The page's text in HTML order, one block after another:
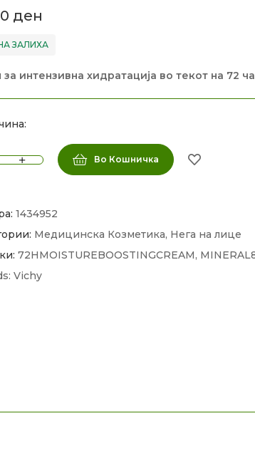
ден
ЗАЛИХА
интензивна хидратација во текот на 72
Во Кошничка
1434952
Медицинска Козметика, Нега на лице
72HMOISTUREBOOSTINGCREAM,
Vichy